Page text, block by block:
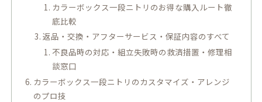
カラーボックス一段ニトリのお得な購入ルート徹
底比較
返品・交換・アフターサービス・保証内容のすべて
不良品時の対応・組立失敗時の救済措置・修理相
談窓口
カラーボックス一段ニトリのカスタマイズ・アレンジ
のプロ技